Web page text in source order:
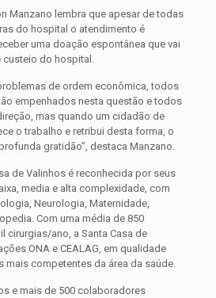
Manzano lembra que apesar de todas
do hospital o atendimento é
uma doação espontânea que vai
custeio do hospital.
de ordem econômica, todos
empenhados nesta questão e todos
mas quando um cidadão de
o trabalho e retribui desta forma, o
gratidão”, destaca Manzano.
de Valinhos é reconhecida por seus
media e alta complexidade, com
Neurologia, Maternidade,
Com uma média de 850
cirurgias/ano, a Santa Casa de
ONA e CEALAG, em qualidade
competentes da área da saúde.
e mais de 500 colaboradores